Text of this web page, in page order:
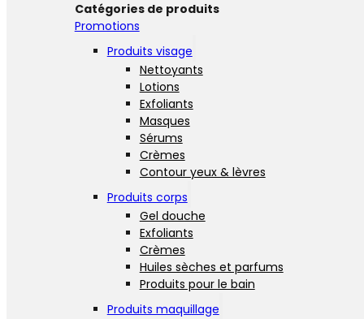
Catégories de produits
Promotions
Produits visage
Nettoyants
Lotions
Exfoliants
Masques
Sérums
Crèmes
Contour yeux & lèvres
Produits corps
Gel douche
Exfoliants
Crèmes
Huiles sèches et parfums
Produits pour le bain
Produits maquillage